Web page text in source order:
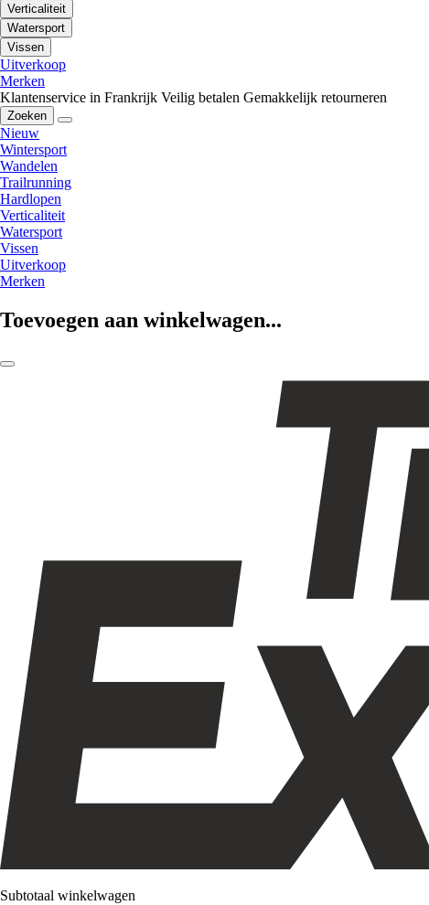
Verticaliteit
Watersport
Vissen
Uitverkoop
Merken
Klantenservice in Frankrijk Veilig betalen Gemakkelijk retourneren
Zoeken
Nieuw
Wintersport
Wandelen
Trailrunning
Hardlopen
Verticaliteit
Watersport
Vissen
Uitverkoop
Merken
Toevoegen aan winkelwagen...
Subtotaal winkelwagen